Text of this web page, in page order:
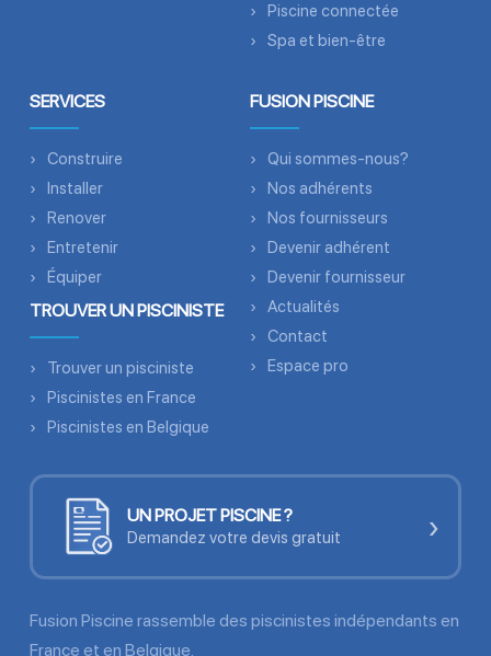
Piscine connectée
Spa et bien-être
SERVICES
Construire
Installer
Renover
Entretenir
Équiper
TROUVER UN PISCINISTE
Trouver un pisciniste
Piscinistes en France
Piscinistes en Belgique
FUSION PISCINE
Qui sommes-nous?
Nos adhérents
Nos fournisseurs
Devenir adhérent
Devenir fournisseur
Actualités
Contact
Espace pro
UN PROJET PISCINE ?
Demandez votre devis gratuit ›
Fusion Piscine rassemble des piscinistes indépendants en
France et en Belgique.